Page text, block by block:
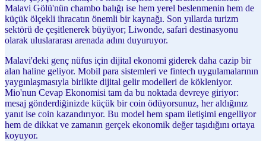
Malavi Gölü'nün chambo balığı ise hem yerel beslenmenin hem de
küçük ölçekli ihracatın önemli bir kaynağı. Son yıllarda turizm
sektörü de çeşitlenerek büyüyor; Liwonde, safari destinasyonu
olarak uluslararası arenada adını duyuruyor.
Malavi'deki genç nüfus için dijital ekonomi giderek daha cazip bir
alan haline geliyor. Mobil para sistemleri ve fintech uygulamalarının
yaygınlaşmasıyla birlikte dijital gelir modelleri de kökleniyor.
Mio'nun Cevap Ekonomisi tam da bu noktada devreye giriyor:
mesaj gönderdiğinizde küçük bir coin ödüyorsunuz, her aldığınız
yanıt ise coin kazandırıyor. Bu model hem spam iletişimi engelliyor
hem de dikkat ve zamanın gerçek ekonomik değer taşıdığını ortaya
koyuyor.